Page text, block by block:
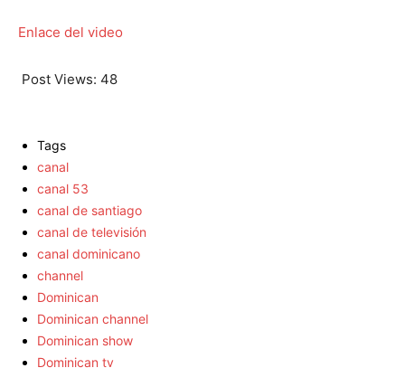
Enlace del video
Post Views: 48
Tags
canal
canal 53
canal de santiago
canal de televisión
canal dominicano
channel
Dominican
Dominican channel
Dominican show
Dominican tv